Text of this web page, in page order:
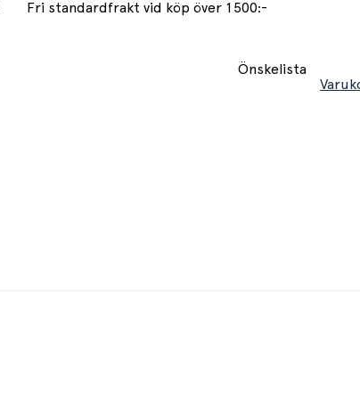
Fri standardfrakt vid köp över 1500:-
Önskelista